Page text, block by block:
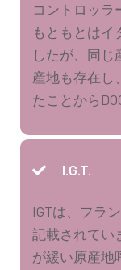
コントロッラ
もともとはイ
したが、同じ
産地も存在し
たことから
I.G.T.
IGTは、フラ
記載されてい
が緩い原産地